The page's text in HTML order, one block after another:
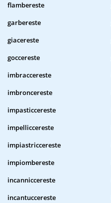
flambereste
garbereste
giacereste
goccereste
imbraccereste
imbroncereste
impasticcereste
impelliccereste
impiastriccereste
impiombereste
incanniccereste
incantuccereste